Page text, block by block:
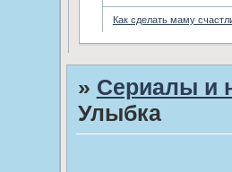
Как сделать маму
» Сериалы и
Улыбка